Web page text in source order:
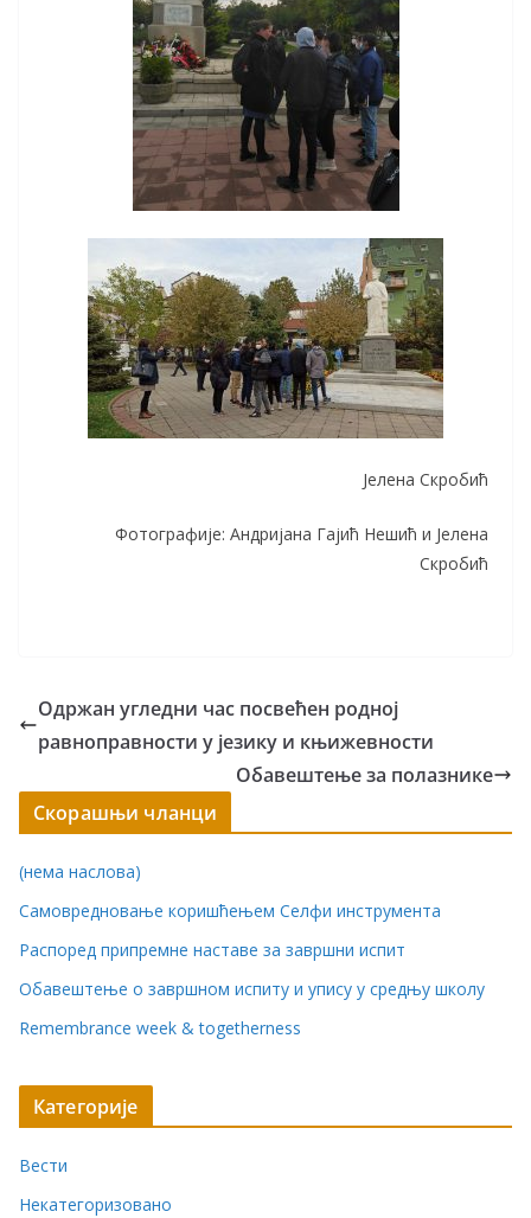
Јелена Скробић
Фотографије: Андријана Гајић Нешић и Јелена
Скробић
Одржан угледни час посвећен родној
равноправности у језику и књижевности
Обавештење за полазнике
Скорашњи чланци
(нема наслова)
Самовредновање коришћењем Селфи инструмента
Распоред припремне наставе за завршни испит
Обавештење о завршном испиту и упису у средњу школу
Remembrance week & togetherness
Категорије
Вести
Некатегоризовано